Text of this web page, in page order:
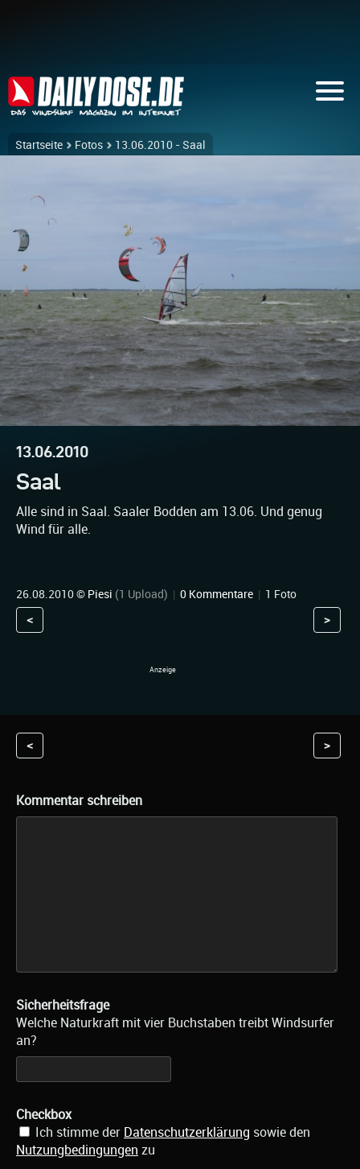
Startseite Fotos 13.06.2010 - Saal
13.06.2010
Saal
Alle sind in Saal. Saaler Bodden am 13.06. Und genug
Wind für alle.
26.08.2010 © Piesi (1 Upload) | 0 Kommentare | 1 Foto
< >
< >
Kommentar schreiben
Sicherheitsfrage
Welche Naturkraft mit vier Buchstaben treibt Windsurfer
an?
Checkbox
Ich stimme der Datenschutzerklärung sowie den
Nutzungbedingungen zu